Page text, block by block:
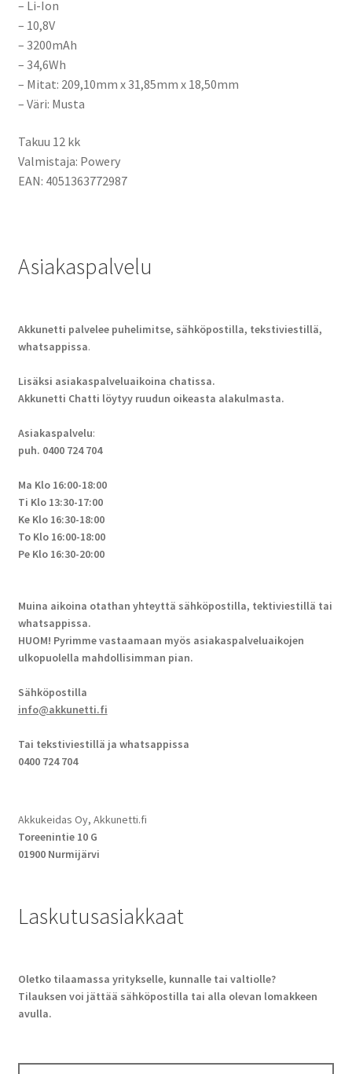
– Li-Ion
– 10,8V
– 3200mAh
– 34,6Wh
– Mitat: 209,10mm x 31,85mm x 18,50mm
– Väri: Musta
Takuu 12 kk
Valmistaja: Powery
EAN: 4051363772987
Asiakaspalvelu
Akkunetti palvelee puhelimitse, sähköpostilla, tekstiviestillä,
whatsappissa.
Lisäksi asiakaspalveluaikoina chatissa.
Akkunetti Chatti löytyy ruudun oikeasta alakulmasta.
Asiakaspalvelu:
puh. 0400 724 704
Ma Klo 16:00-18:00
Ti Klo 13:30-17:00
Ke Klo 16:30-18:00
To Klo 16:00-18:00
Pe Klo 16:30-20:00
Muina aikoina otathan yhteyttä sähköpostilla, tektiviestillä tai
whatsappissa.
HUOM! Pyrimme vastaamaan myös asiakaspalveluaikojen
ulkopuolella mahdollisimman pian.
Sähköpostilla
info@akkunetti.fi
Tai tekstiviestillä ja whatsappissa
0400 724 704
Akkukeidas Oy, Akkunetti.fi
Toreenintie 10 G
01900 Nurmijärvi
Laskutusasiakkaat
Oletko tilaamassa yritykselle, kunnalle tai valtiolle?
Tilauksen voi jättää sähköpostilla tai alla olevan lomakkeen
avulla.